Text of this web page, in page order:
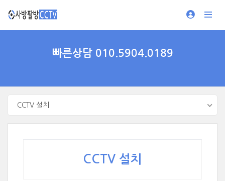
빠른상담 010.5904.0189
CCTV 설치
CCTV 설치